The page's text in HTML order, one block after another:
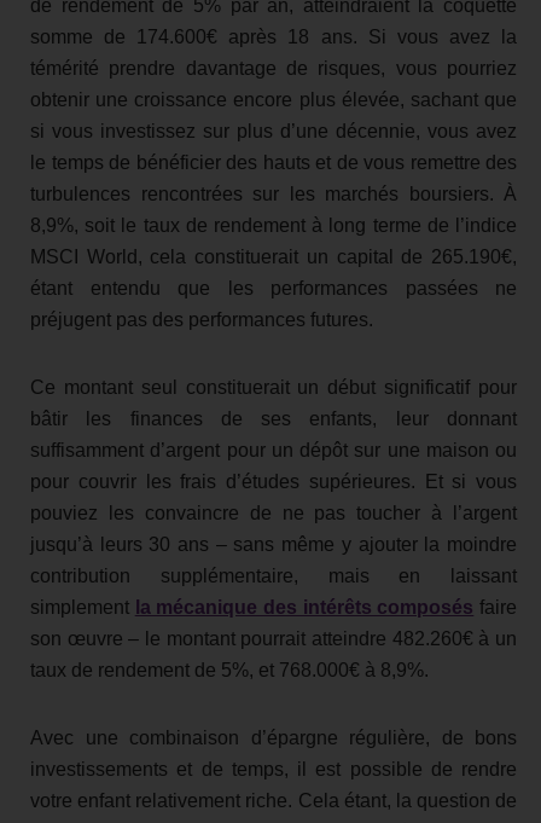
de rendement de 5% par an, atteindraient la coquette
somme de 174.600€ après 18 ans. Si vous avez la
témérité prendre davantage de risques, vous pourriez
obtenir une croissance encore plus élevée, sachant que
si vous investissez sur plus d’une décennie, vous avez
le temps de bénéficier des hauts et de vous remettre des
turbulences rencontrées sur les marchés boursiers. À
8,9%, soit le taux de rendement à long terme de l’indice
MSCI World, cela constituerait un capital de 265.190€,
étant entendu que les performances passées ne
préjugent pas des performances futures.
Ce montant seul constituerait un début significatif pour
bâtir les finances de ses enfants, leur donnant
suffisamment d’argent pour un dépôt sur une maison ou
pour couvrir les frais d’études supérieures. Et si vous
pouviez les convaincre de ne pas toucher à l’argent
jusqu’à leurs 30 ans – sans même y ajouter la moindre
contribution supplémentaire, mais en laissant
simplement la mécanique des intérêts composés faire
son œuvre – le montant pourrait atteindre 482.260€ à un
taux de rendement de 5%, et 768.000€ à 8,9%.
Avec une combinaison d’épargne régulière, de bons
investissements et de temps, il est possible de rendre
votre enfant relativement riche. Cela étant, la question de